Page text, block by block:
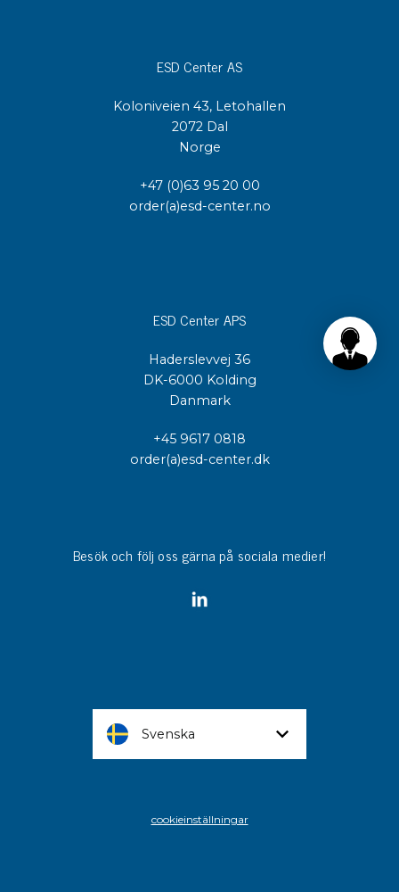
ESD Center AS
Koloniveien 43, Letohallen
2072 Dal
Norge
+47 (0)63 95 20 00
order(a)esd-center.no
ESD Center APS
Haderslevvej 36
DK-6000 Kolding
Danmark
+45 9617 0818
order(a)esd-center.dk
Besök och följ oss gärna på sociala medier!
Svenska
cookieinställningar